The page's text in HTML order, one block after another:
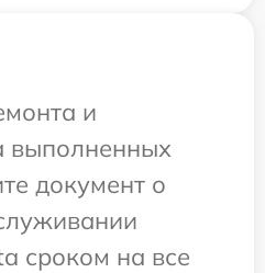
и
выполненных
документ о
сроком на все